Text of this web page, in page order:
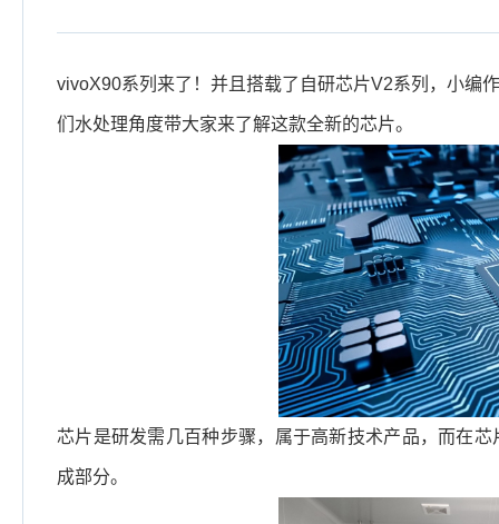
vivoX90系列来了！并且搭载了自研芯片V2系列，小编
们水处理角度带大家来了解这款全新的芯片。
芯片是研发需几百种步骤，属于高新技术产品，而在
成部分。